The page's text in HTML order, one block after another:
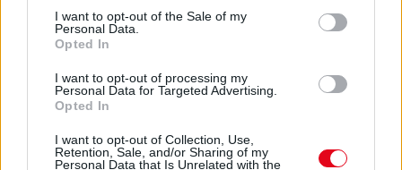
consent section.
I want to opt-out of the Sale of my
Personal Data.
Opted In
I want to opt-out of processing my
Personal Data for Targeted Advertising.
Opted In
I want to opt-out of Collection, Use,
Retention, Sale, and/or Sharing of my
Personal Data that Is Unrelated with the
24 ÓRA TOVÁBBI HÍREI
hőség